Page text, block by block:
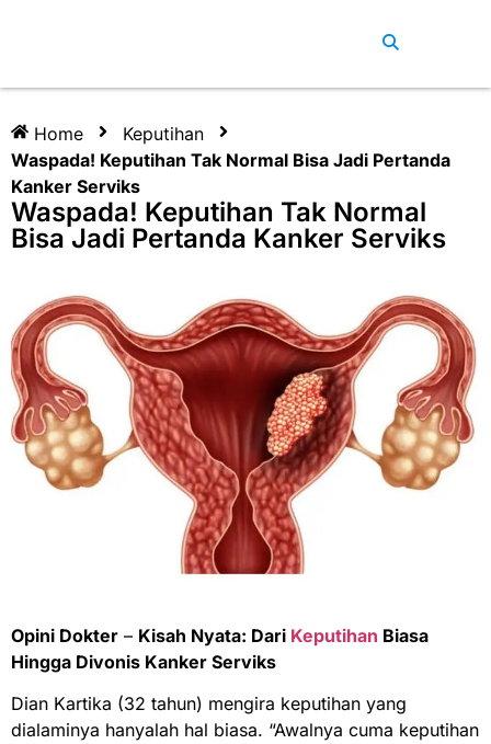
Home
Keputihan
Waspada! Keputihan Tak Normal Bisa Jadi Pertanda
Kanker Serviks
Waspada! Keputihan Tak Normal
Bisa Jadi Pertanda Kanker Serviks
Opini Dokter – Kisah Nyata: Dari Keputihan Biasa
Hingga Divonis Kanker Serviks
Dian Kartika (32 tahun) mengira keputihan yang
dialaminya hanyalah hal biasa. “Awalnya cuma keputihan